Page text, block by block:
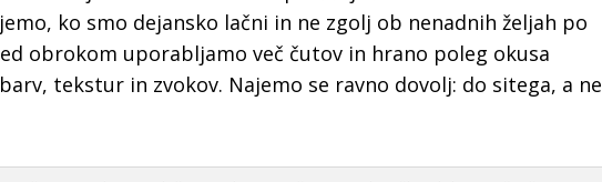
ko smo dejansko lačni in ne zgolj ob nenadnih željah po
obrokom uporabljamo več čutov in hrano poleg okusa
tekstur in zvokov. Najemo se ravno dovolj: do sitega, a ne